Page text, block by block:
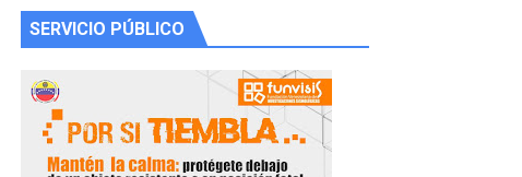
SERVICIO PÚBLICO